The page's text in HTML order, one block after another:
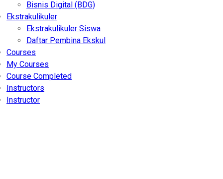
Bisnis Digital (BDG)
Ekstrakulikuler
Ekstrakulikuler Siswa
Daftar Pembina Ekskul
Courses
My Courses
Course Completed
Instructors
Instructor